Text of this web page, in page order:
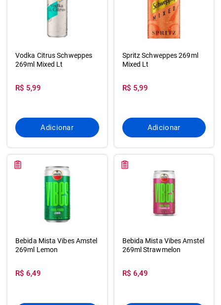
Vodka Citrus Schweppes
269ml Mixed Lt
R$ 5,99
Adicionar
Spritz Schweppes 269ml
Mixed Lt
R$ 5,99
Adicionar
Bebida Mista Vibes Amstel
269ml Lemon
R$ 6,49
Bebida Mista Vibes Amstel
269ml Strawmelon
R$ 6,49